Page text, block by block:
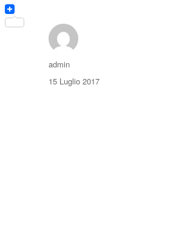
Autore
admin
Pubblicato
15 Luglio 2017
Email